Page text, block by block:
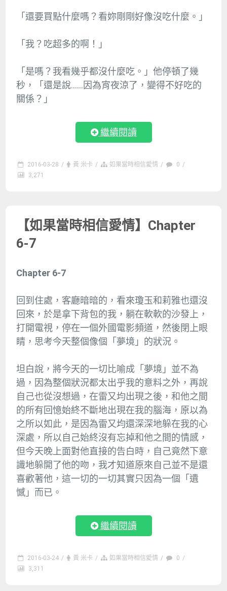
「還要買點什麼嗎？看妳剛剛好像沒吃什麼。」
「我？吃超多的啊！」
「是嗎？我看幾乎都沒什麼吃。」他停頓了幾
秒，「還是說……因為宵夜涼了，變得不好吃的
關係？」
繼續閱讀
2016-03-28 / 黃 米卡 / 如果當時相信愛情 / 0 /
3,271
【如果當時相信愛情】Chapter
6-7
Chapter 6-7
回到住處，客廳暗暗的，看來瓊玉和莉雅也還沒
回來，於是拿下背包的我，躺在軟軟的沙發上，
打開電視，停在一個外國電影頻道，然後閉上眼
睛，思考今天整個像個「夢境」的狀況。
坦白說，將今天的一切比喻成「夢境」並不為
過，因為整個狀況都太出乎我的意料之外，再說
自己也從沒想過，在雷又均出現之後，和他之間
的所有回憶始終不斷地出現在我的腦海，原以為
之所以如此，是因為雷又均還深深地躲在我的心
深處，所以自己始終沒有忘掉和他之間的情感，
但今天晚上面對他直接的告白時，自己竟然下意
識地躲開了他的吻，我才知道原來自己並不是還
喜歡著他，這一切的一切其實只因為一個「遺
憾」而已。
繼續閱讀
2016-03-24 / 黃 米卡 / 如果當時相信愛情 / 0 /
3,311